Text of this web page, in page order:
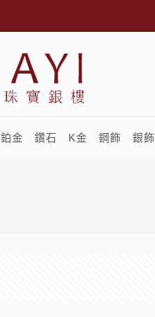
鉑金 鑽石 K金 鋼飾 銀飾